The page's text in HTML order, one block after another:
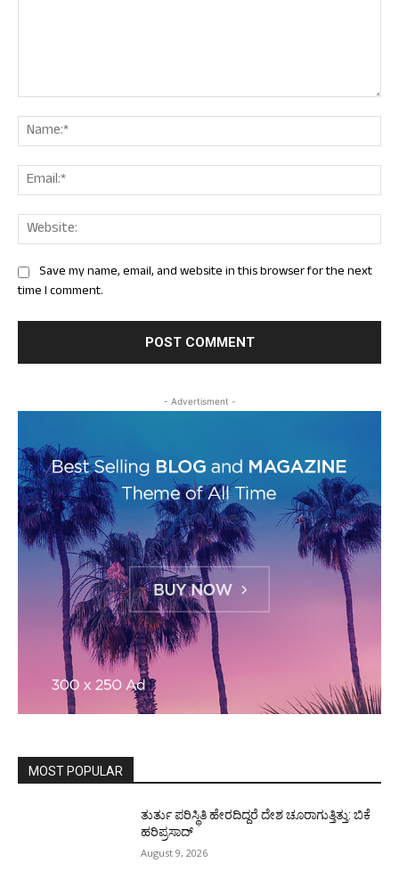
Save my name, email, and website in this browser for the next
time I comment.
- Advertisment -
MOST POPULAR
ತುರ್ತು ಪರಿಸ್ಥಿತಿ ಹೇರದಿದ್ದರೆ ದೇಶ ಚೂರಾಗುತ್ತಿತ್ತು: ಬಿಕೆ
ಹರಿಪ್ರಸಾದ್
August 9, 2026